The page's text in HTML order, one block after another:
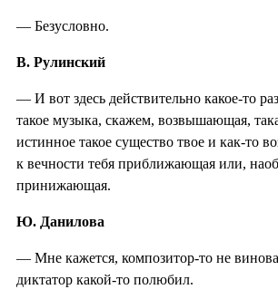
— Безусловно.
В. Рулинский
— И вот здесь действительно какое-то
такое музыка, скажем, возвышающая,
истинное такое существо твое и как-то
к вечности тебя приближающая или,
принижающая.
Ю. Данилова
— Мне кажется, композитор-то не
диктатор какой-то полюбил.